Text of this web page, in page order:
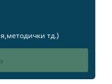
тд.)